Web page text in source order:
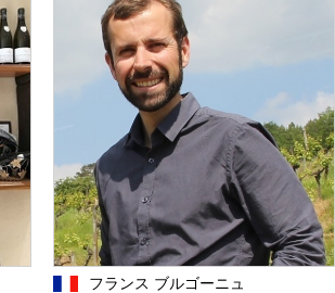
フランス ブルゴーニュ